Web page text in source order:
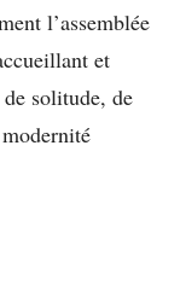
l’assemblée
et
de solitude, de